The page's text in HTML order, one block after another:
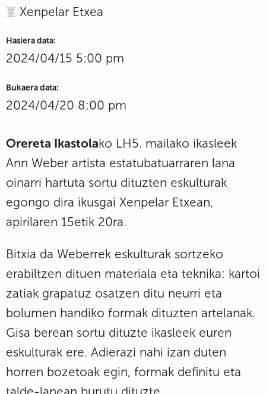
Xenpelar Etxea
Hasiera data:
2024/04/15 5:00 pm
Bukaera data:
2024/04/20 8:00 pm
Orereta Ikastolako LH5. mailako ikasleek
Ann Weber artista estatubatuarraren lana
oinarri hartuta sortu dituzten eskulturak
egongo dira ikusgai Xenpelar Etxean,
apirilaren 15etik 20ra.
Bitxia da Weberrek eskulturak sortzeko
erabiltzen dituen materiala eta teknika: kartoi
zatiak grapatuz osatzen ditu neurri eta
bolumen handiko formak dituzten artelanak.
Gisa berean sortu dituzte ikasleek euren
eskulturak ere. Adierazi nahi izan duten
horren bozetoak egin, formak definitu eta
talde-lanean burutu dituzte